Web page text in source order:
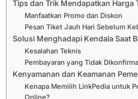
Tips dan Trik Mendapatkan Harga
Manfaatkan Promo dan Diskon
Pesan Tiket Jauh Hari Sebelum
Solusi Menghadapi Kendala Saat
Kesalahan Teknis
Pembayaran yang Tidak
Kenyamanan dan Keamanan
Kenapa Memilih LinkPedia untuk